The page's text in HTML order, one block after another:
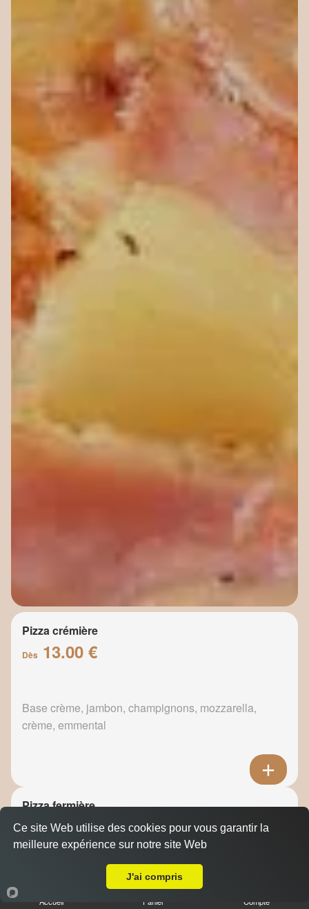
Pizza crémière
Dès 13.00 €
Base crème, jambon, champignons, mozzarella,
crème, emmental
Pizza fermière
Dès13.50 €
Base crème, oignons, lardons, oeuf, crème, emmental
Accueil Panier Compte
Ce site Web utilise des cookies pour vous garantir la
meilleure expérience sur notre site Web
J'ai compris